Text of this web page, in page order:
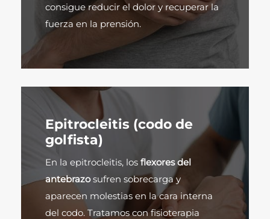
consigue reducir el dolor y recuperar la
fuerza en la prensión.
Epitrocleitis (codo de
golfista)
En la epitrocleitis, los flexores del
antebrazosufren sobrecarga y
aparecen molestias en la cara interna
del codo. Tratamos con fisioterapia